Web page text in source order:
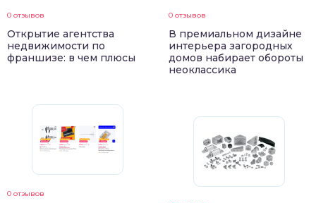
0 отзывов
Открытие агентства
недвижимости по
франшизе: в чем плюсы
0 отзывов
0 отзывов
В премиальном дизайне
интерьера загородных
домов набирает обороты
неоклассика